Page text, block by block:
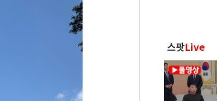
스팟Live